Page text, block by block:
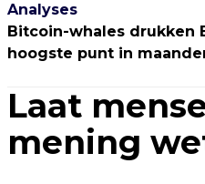
Analyses
Bitcoin-whales drukken
hoogste punt in
Laat
mening